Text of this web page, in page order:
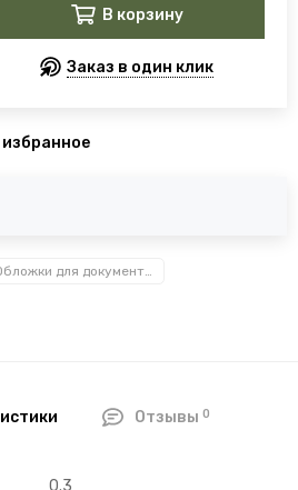
В корзину
Заказ в один клик
избранное
Обложки для документов
Отзывы 0
0.3